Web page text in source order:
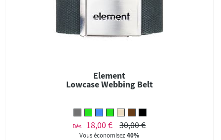
Element
Lowcase Webbing Belt
Dès 18,00 € 30,00 €
Vous économisez40%